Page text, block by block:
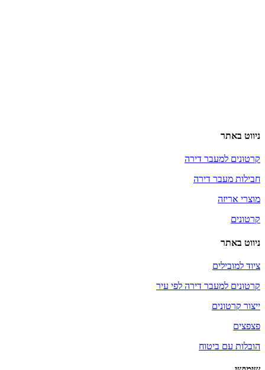
ניווט באתר
קרטונים למעבר דירה
חבילות מעבר דירה
מוצרי אריזה
קרטונים
ניווט באתר
ציוד למובילים
קרטונים למעבר דירה לפי עיר
ייצור קרטונים
פצפצים
הובלות עם ביטוח